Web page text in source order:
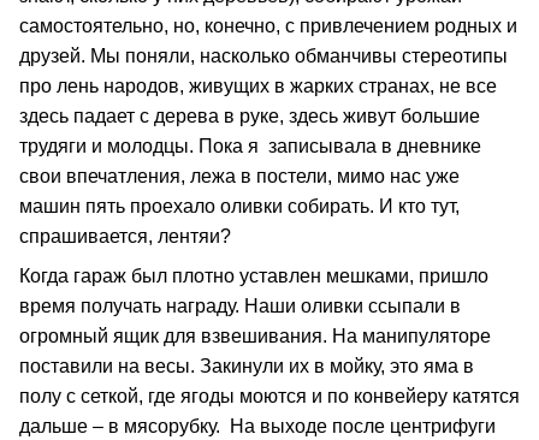
самостоятельно, но, конечно, с привлечением родных и
друзей. Мы поняли, насколько обманчивы стереотипы
про лень народов, живущих в жарких странах, не все
здесь падает с дерева в руке, здесь живут большие
трудяги и молодцы. Пока я записывала в дневнике
свои впечатления, лежа в постели, мимо нас уже
машин пять проехало оливки собирать. И кто тут,
спрашивается, лентяи?
Когда гараж был плотно уставлен мешками, пришло
время получать награду. Наши оливки ссыпали в
огромный ящик для взвешивания. На манипуляторе
поставили на весы. Закинули их в мойку, это яма в
полу с сеткой, где ягоды моются и по конвейеру катятся
дальше – в мясорубку. На выходе после центрифуги